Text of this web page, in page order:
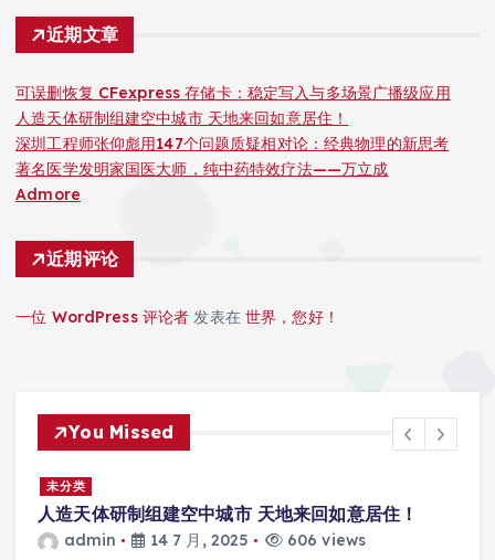
近期文章
可误删恢复 CFexpress 存储卡：稳定写入与多场景广播级应用
人造天体研制组建空中城市 天地来回如意居住！
深圳工程师张仰彪用147个问题质疑相对论：经典物理的新思考
著名医学发明家国医大师，纯中药特效疗法——万立成
Admore
近期评论
一位 WordPress 评论者 发表在世界，您好！
You Missed
未分类
人造天体研制组建空中城市 天地来回如意居住！
admin 14 7 月, 2025 606 views